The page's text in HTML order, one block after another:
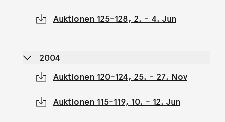
Auktionen 125-128, 2. - 4. Jun
2004
Auktionen 120-124, 25. - 27. Nov
Auktionen 115-119, 10. - 12. Jun